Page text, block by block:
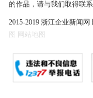
的作品，请与我们取得联
2015-2019 浙江企业新闻网
图
网站地图